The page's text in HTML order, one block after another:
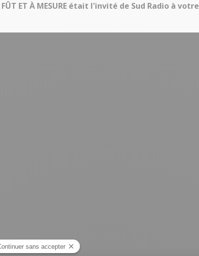
ET À MESURE était l'invité de Sud Radio à votre